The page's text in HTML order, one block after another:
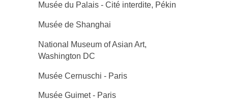
Musée du Palais - Cité interdite, Pékin
Musée de Shanghai
National Museum of Asian Art,
Washington DC
Musée Cernuschi - Paris
Musée Guimet - Paris